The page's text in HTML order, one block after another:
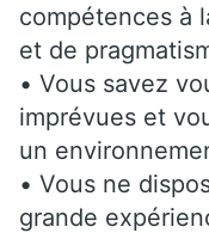
compétences à
et de
• Vous savez
imprévues et
un
• Vous ne
grande